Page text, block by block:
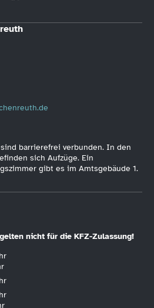
barrierefrei verbunden. In den
sich Aufzüge. Ein
gibt es im Amtsgebäude 1.
nicht für die KFZ-Zulassung!